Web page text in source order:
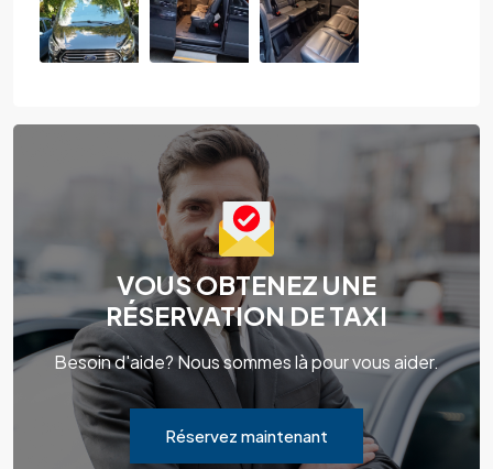
VOUS OBTENEZ UNE
RÉSERVATION DE TAXI
Besoin d'aide? Nous sommes là pour vous aider.
Réservez maintenant